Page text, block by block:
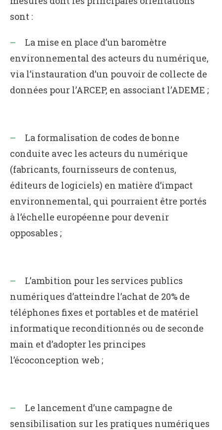
sont :
La mise en place d’un baromètre
environnemental des acteurs du numérique,
via l’instauration d’un pouvoir de collecte de
données pour l’ARCEP, en associant l’ADEME ;
La formalisation de codes de bonne
conduite avec les acteurs du numérique
(fabricants, fournisseurs de contenus,
éditeurs de logiciels) en matière d’impact
environnemental, qui pourraient être portés
à l’échelle européenne pour devenir
opposables ;
L’ambition pour les services publics
numériques d’atteindre l’achat de 20% de
téléphones fixes et portables et de matériel
informatique reconditionnés ou de seconde
main et d’adopter les principes
l’écoconception web ;
Le lancement d’une campagne de
sensibilisation sur les pratiques numériques